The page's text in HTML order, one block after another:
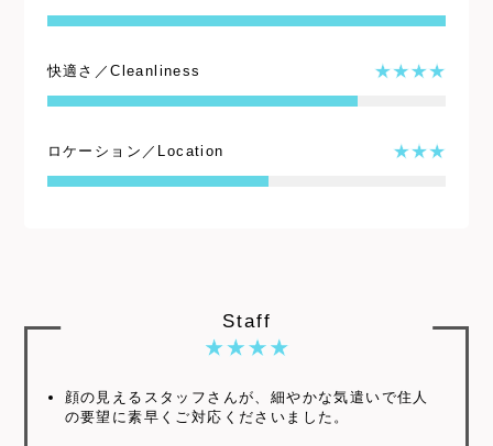
快適さ／Cleanliness
ロケーション／Location
Staff
顔の見えるスタッフさんが、細やかな気遣いで住人
の要望に素早くご対応くださいました。